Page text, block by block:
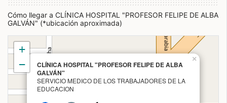
Cómo llegar a CLÍNICA HOSPITAL "PROFESOR FELIPE DE ALBA
GALVÁN" (*ubicación aproximada)
CLÍNICA HOSPITAL "PROFESOR FELIPE DE ALBA
GALVÁN"
SERVICIO MEDICO DE LOS TRABAJADORES DE LA
EDUCACION
×
+
−